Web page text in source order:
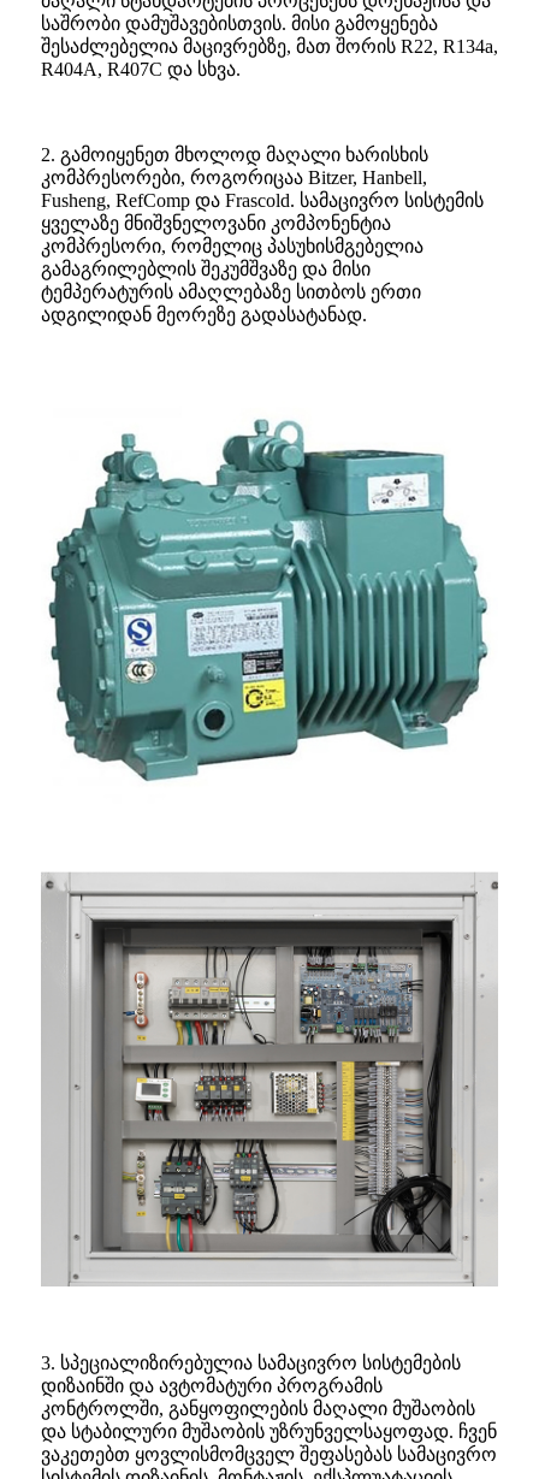
საშრობი დამუშავებისთვის. მისი გამოყენება
შესაძლებელია მაცივრებზე, მათ შორის R22, R134a,
R404A, R407C და სხვა.
2. გამოიყენეთ მხოლოდ მაღალი ხარისხის
კომპრესორები, როგორიცაა Bitzer, Hanbell,
Fusheng, RefComp და Frascold. სამაცივრო სისტემის
ყველაზე მნიშვნელოვანი კომპონენტია
კომპრესორი, რომელიც პასუხისმგებელია
გამაგრილებლის შეკუმშვაზე და მისი
ტემპერატურის ამაღლებაზე სითბოს ერთი
ადგილიდან მეორეზე გადასატანად.
3. სპეციალიზირებულია სამაცივრო სისტემების
დიზაინში და ავტომატური პროგრამის
კონტროლში, განყოფილების მაღალი მუშაობის
და სტაბილური მუშაობის უზრუნველსაყოფად. ჩვენ
ვაკეთებთ ყოვლისმომცველ შეფასებას სამაცივრო